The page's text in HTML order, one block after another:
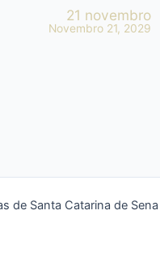
21 novembro
Novembro 21, 2029
de Santa Catarina de Sena